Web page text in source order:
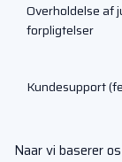
Overholdelse af
forpligtelser
Kundesupport
Naar vi baserer